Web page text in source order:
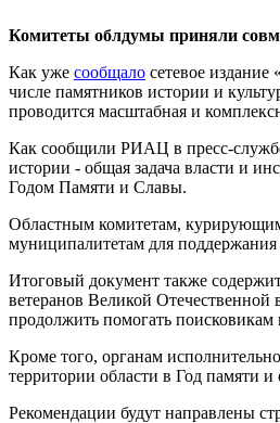
Комитеты облдумы приняли
Как уже сообщало сетевое
числе памятников истории и
проводится масштабная и
Как сообщили РИАЦ в пресс-службе
истории - общая задача власти и
Годом Памяти и Славы.
Областным комитетам, курирующим
муниципалитетам для
Итоговый документ также
ветеранов Великой
продолжить помогать поисковикам
Кроме того, органам
территории области в Год памяти и
Рекомендации будут направлены